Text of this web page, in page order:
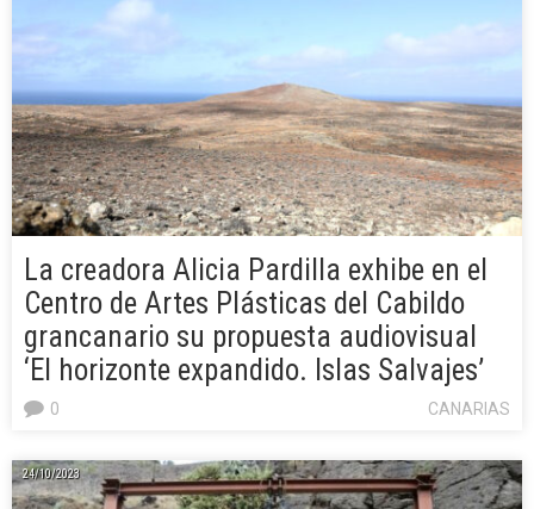
La creadora Alicia Pardilla exhibe en el
Centro de Artes Plásticas del Cabildo
grancanario su propuesta audiovisual
‘El horizonte expandido. Islas Salvajes’
CANARIAS
0
24/10/2023